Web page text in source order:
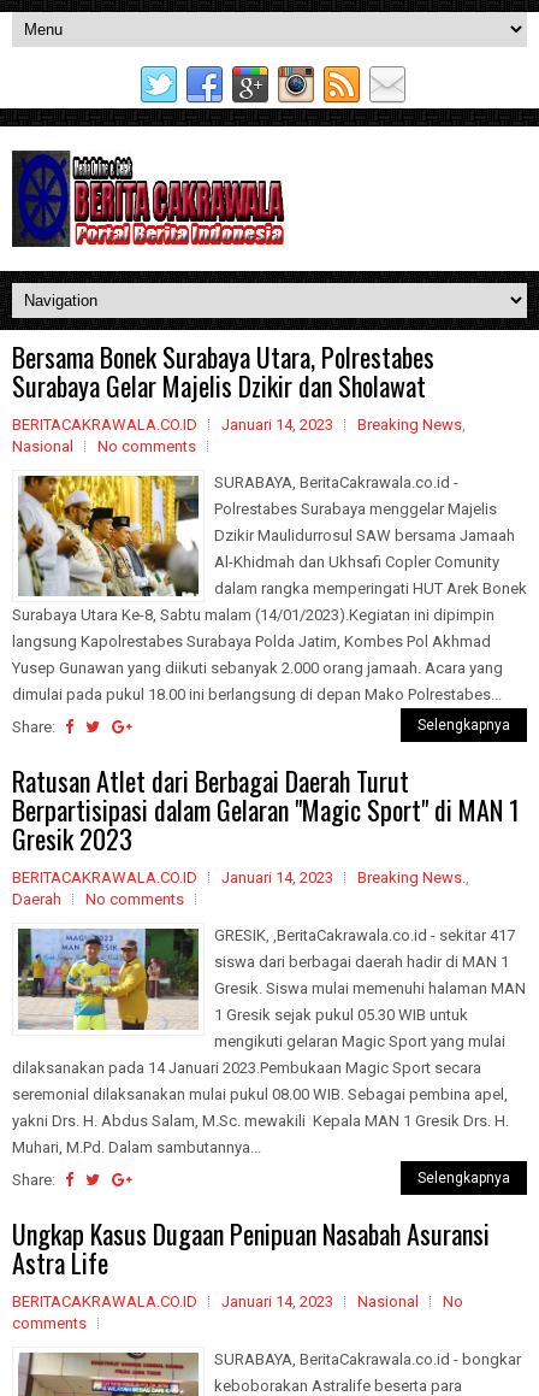
Bersama Bonek Surabaya Utara, Polrestabes
Surabaya Gelar Majelis Dzikir dan Sholawat
BERITACAKRAWALA.CO.ID Januari 14, 2023 Breaking News,
Nasional
No comments
SURABAYA, BeritaCakrawala.co.id -
Polrestabes Surabaya menggelar Majelis
Dzikir Maulidurrosul SAW bersama Jamaah
Al-Khidmah dan Ukhsafi Copler Comunity
dalam rangka memperingati HUT Arek Bonek
Surabaya Utara Ke-8, Sabtu malam (14/01/2023).Kegiatan ini dipimpin
langsung Kapolrestabes Surabaya Polda Jatim, Kombes Pol Akhmad
Yusep Gunawan yang diikuti sebanyak 2.000 orang jamaah. Acara yang
dimulai pada pukul 18.00 ini berlangsung di depan Mako Polrestabes...
Share:
Selengkapnya
Ratusan Atlet dari Berbagai Daerah Turut
Berpartisipasi dalam Gelaran "Magic Sport" di MAN 1
Gresik 2023
BERITACAKRAWALA.CO.ID Januari 14, 2023 Breaking News.,
Daerah
No comments
GRESIK, ,BeritaCakrawala.co.id - sekitar 417
siswa dari berbagai daerah hadir di MAN 1
Gresik. Siswa mulai memenuhi halaman MAN
1 Gresik sejak pukul 05.30 WIB untuk
mengikuti gelaran Magic Sport yang mulai
dilaksanakan pada 14 Januari 2023.Pembukaan Magic Sport secara
seremonial dilaksanakan mulai pukul 08.00 WIB. Sebagai pembina apel,
yakni Drs. H. Abdus Salam, M.Sc. mewakili Kepala MAN 1 Gresik Drs. H.
Muhari, M.Pd. Dalam sambutannya...
Share:
Selengkapnya
Ungkap Kasus Dugaan Penipuan Nasabah Asuransi
Astra Life
BERITACAKRAWALA.CO.ID Januari 14, 2023 Nasional
No
comments
SURABAYA, BeritaCakrawala.co.id - bongkar
keboborakan Astralife beserta para